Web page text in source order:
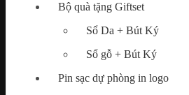
Bộ quà tặng Giftset
Sổ Da + Bút Ký
Sổ gỗ + Bút Ký
Pin sạc dự phòng in logo